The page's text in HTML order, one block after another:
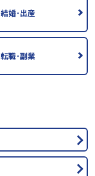
結婚･出産
転職･副業